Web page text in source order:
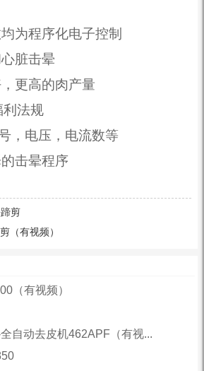
为程序化电子控制
脏击晕
更高的肉产量
利法规
，电压，电流数等
击晕程序
剪
（有视频）
（有视频）
自动去皮机462APF（有视...